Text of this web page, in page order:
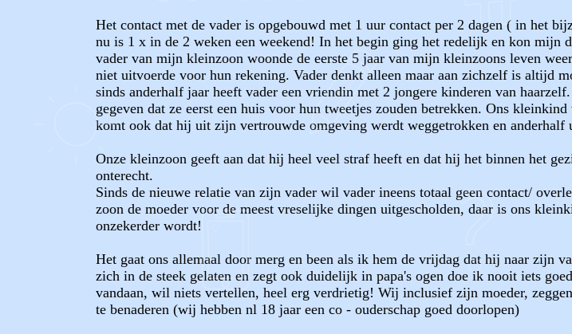
Het contact met de vader is opgebouwd met 1 uur contact per 2 dagen ( in het
nu is 1 x in de 2 weken een weekend! In het begin ging het redelijk en kon mijn
vader van mijn kleinzoon woonde de eerste 5 jaar van mijn kleinzoons leven
niet uitvoerde voor hun rekening. Vader denkt alleen maar aan zichzelf is altijd
sinds anderhalf jaar heeft vader een vriendin met 2 jongere kinderen van
gegeven dat ze eerst een huis voor hun tweetjes zouden betrekken. Ons
komt ook dat hij uit zijn vertrouwde omgeving werdt weggetrokken en anderhalf
Onze kleinzoon geeft aan dat hij heel veel straf heeft en dat hij het binnen het
onterecht.
Sinds de nieuwe relatie van zijn vader wil vader ineens totaal geen contact/
zoon de moeder voor de meest vreselijke dingen uitgescholden, daar is ons
onzekerder wordt!
Het gaat ons allemaal door merg en been als ik hem de vrijdag dat hij naar zijn
zich in de steek gelaten en zegt ook duidelijk in papa's ogen doe ik nooit iets
vandaan, wil niets vertellen, heel erg verdrietig! Wij inclusief zijn moeder,
te benaderen (wij hebben nl 18 jaar een co - ouderschap goed doorlopen)